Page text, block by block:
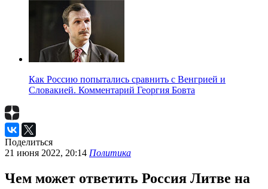
Как Россию попытались сравнить с Венгрией и
Словакией. Комментарий Георгия Бовта
Поделиться
21 июня 2022, 20:14 Политика
Чем может ответить Россия Литве на